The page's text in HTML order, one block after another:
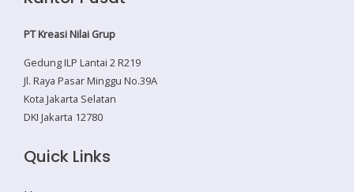
PT Kreasi Nilai Grup
Gedung ILP Lantai 2 R219
Jl. Raya Pasar Minggu No.39A
Kota Jakarta Selatan
DKI Jakarta 12780
Quick Links